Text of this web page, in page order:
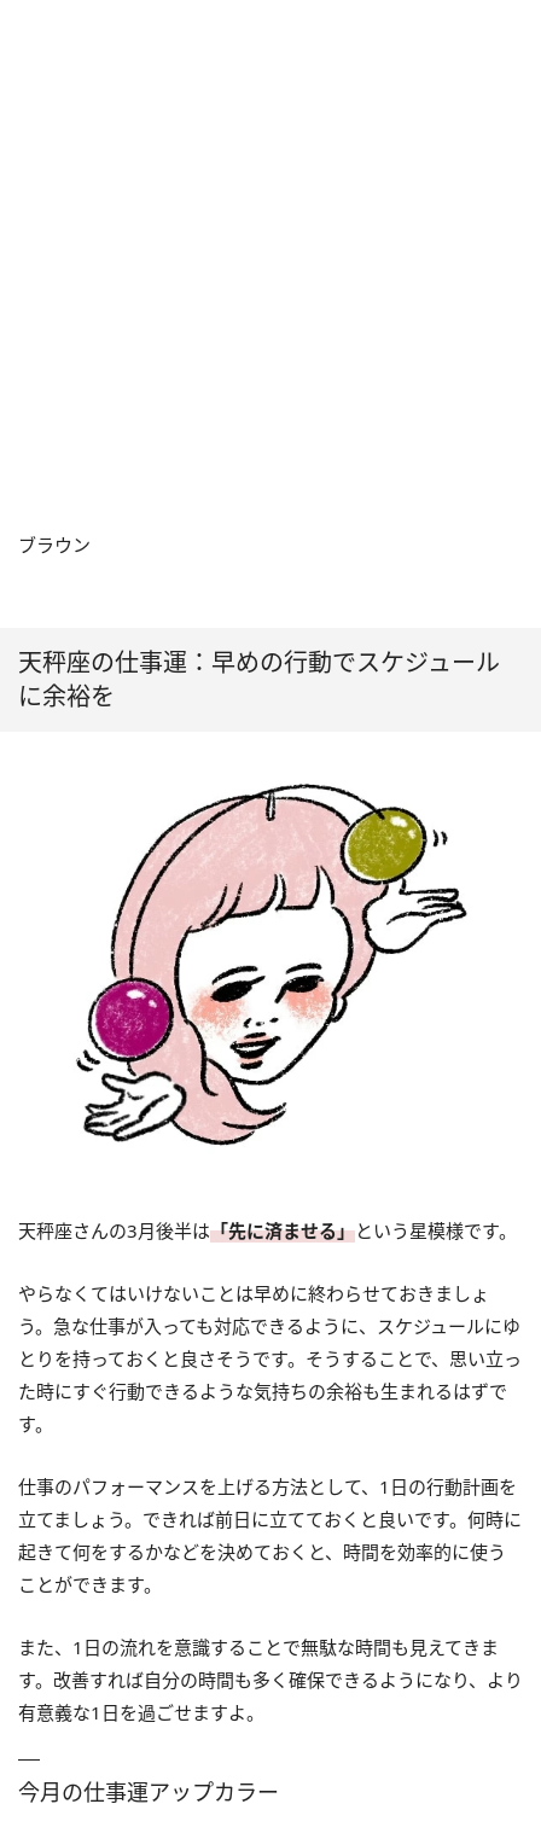
ブラウン
天秤座の仕事運：早めの行動でスケジュール
に余裕を
天秤座さんの3月後半は「先に済ませる」という星模様です。
やらなくてはいけないことは早めに終わらせておきましょ
う。急な仕事が入っても対応できるように、スケジュールにゆ
とりを持っておくと良さそうです。そうすることで、思い立っ
た時にすぐ行動できるような気持ちの余裕も生まれるはずで
す。
仕事のパフォーマンスを上げる方法として、1日の行動計画を
立てましょう。できれば前日に立てておくと良いです。何時に
起きて何をするかなどを決めておくと、時間を効率的に使う
ことができます。
また、1日の流れを意識することで無駄な時間も見えてきま
す。改善すれば自分の時間も多く確保できるようになり、より
有意義な1日を過ごせますよ。
今月の仕事運アップカラー